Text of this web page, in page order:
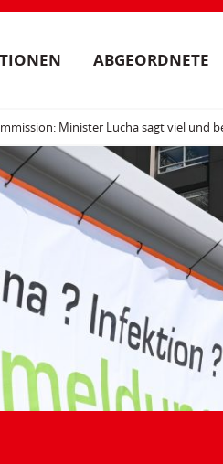
ABGEORDNETE
Minister Lucha sagt viel und